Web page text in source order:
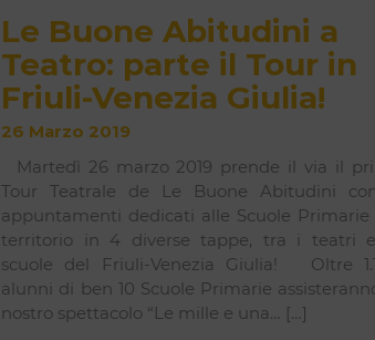
Le Buone Abitudini a
Teatro: parte il Tour in
Friuli-Venezia Giulia!
26 Marzo 2019
Martedì 26 marzo 2019 prende il via il
Tour Teatrale de Le Buone Abitudini
appuntamenti dedicati alle Scuole Primarie
territorio in 4 diverse tappe, tra i teatri
scuole del Friuli-Venezia Giulia! Oltre
alunni di ben 10 Scuole Primarie
nostro spettacolo “Le mille e una… […]